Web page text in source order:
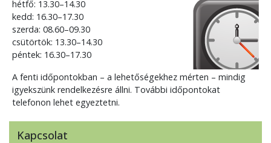
hétfő: 13.30–14.30
kedd: 16.30–17.30
szerda: 08.60–09.30
csütörtök: 13.30–14.30
péntek: 16.30–17.30
A fenti időpontokban – a lehetőségekhez mérten – mindig
igyekszünk rendelkezésre állni. További időpontokat
telefonon lehet egyeztetni.
Kapcsolat